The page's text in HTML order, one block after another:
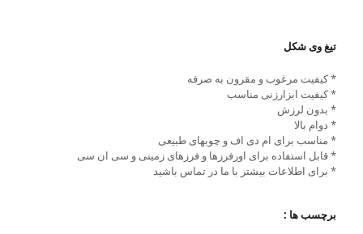
تیغ وی شکل
* کیفیت مرغوب و مقرون به صرفه
* کیفیت ابزارزنی مناسب
* بدون لرزش
* دوام بالا
* مناسب برای ام دی اف و چوبهای طبیعی
* قابل استفاده برای اورفرزها و فرزهای زمینی و سی ان سی
* برای اطلاعات بیشتر با ما در تماس باشید
برچسب ها :